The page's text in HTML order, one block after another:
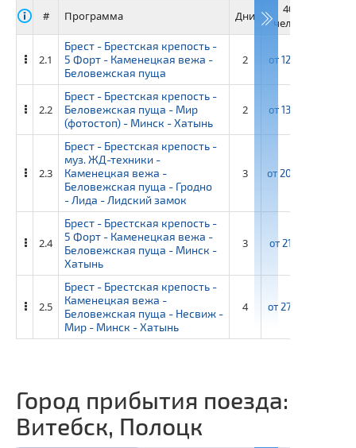
# Программа Дни
40+4
человек
2.1
Брест - Брестская крепость -
5 Форт - Каменецкая вежа -
Беловежская пуща
2 от12 300 ₽
2.2
Брест - Брестская крепость -
Беловежская пуща - Мир
(фотостоп) - Минск - Хатынь
2 от13 450 ₽
2.3
Брест - Брестская крепость -
муз. ЖД-техники -
Каменецкая вежа -
Беловежская пуща - Гродно
- Лида - Лидский замок
3 от20 850 ₽
2.4
Брест - Брестская крепость -
5 Форт - Каменецкая вежа -
Беловежская пуща - Минск -
Хатынь
3 от21 100 ₽
2.5
Брест - Брестская крепость -
Каменецкая вежа -
Беловежская пуща - Несвиж -
Мир - Минск - Хатынь
4 от27 950 ₽
Город прибытия поезда:
Витебск, Полоцк